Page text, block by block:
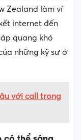
Zealand làm ví
internet đến
quang khó
những kỹ sư ở
với call trong
có thể sáng